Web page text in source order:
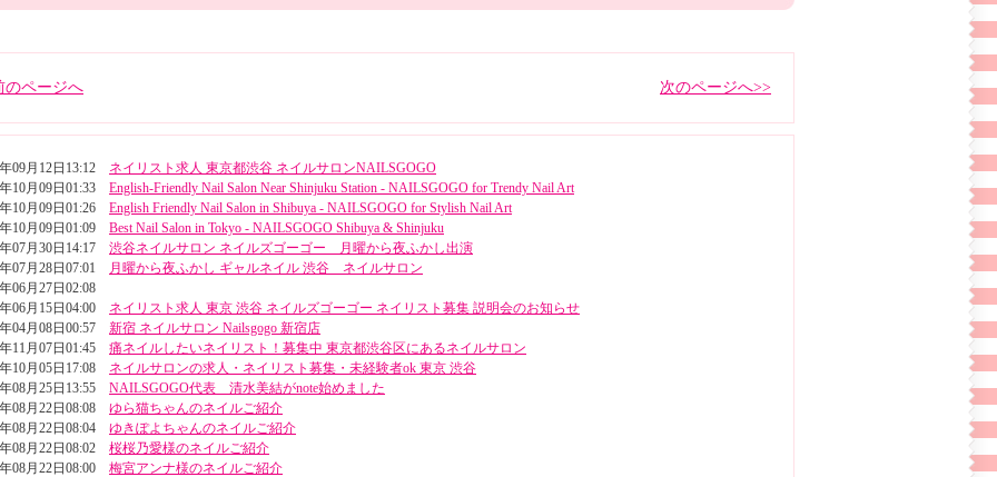
のページへ 次のページへ>>
09月12日13:12 ネイリスト求人 東京都渋谷 ネイルサロンNAILSGOGO
10月09日01:33 English-Friendly Nail Salon Near Shinjuku Station - NAILSGOGO for Trendy Nail Art
10月09日01:26 English Friendly Nail Salon in Shibuya - NAILSGOGO for Stylish Nail Art
10月09日01:09 Best Nail Salon in Tokyo - NAILSGOGO Shibuya & Shinjuku
07月30日14:17 渋谷ネイルサロン ネイルズゴーゴー 月曜から夜ふかし出演
07月28日07:01
月曜から夜ふかし ギャルネイル 渋谷 ネイルサロン
06月27日02:08
06月15日04:00 ネイリスト求人 東京 渋谷 ネイルズゴーゴー ネイリスト募集 説明会のお知らせ
04月08日00:57 新宿 ネイルサロン Nailsgogo 新宿店
11月07日01:45 痛ネイルしたいネイリスト！募集中 東京都渋谷区にあるネイルサロン
10月05日17:08 ネイルサロンの求人・ネイリスト募集・未経験者ok 東京 渋谷
08月25日13:55 NAILSGOGO代表 清水美結がnote始めました
08月22日08:08 ゆら猫ちゃんのネイルご紹介
08月22日08:04 ゆきぽよちゃんのネイルご紹介
08月22日08:02 桜桜乃愛様のネイルご紹介
08月22日08:00 梅宮アンナ様のネイルご紹介